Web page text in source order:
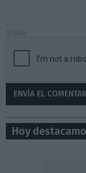
0/500
Hoy